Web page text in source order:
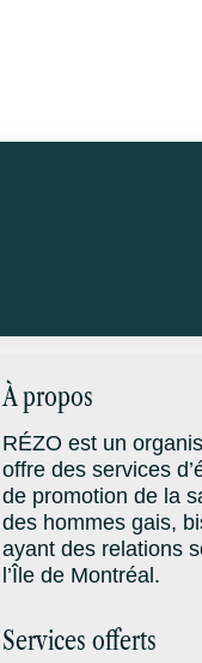
À propos
RÉZO est un
offre des services
de promotion de la
des hommes gais,
ayant des relations
l’Île de Montréal.
Services offerts